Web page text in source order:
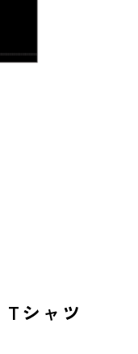
シャツ